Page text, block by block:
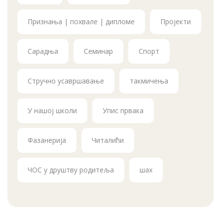
Признања | похвале | дипломе Пројекти
Сарадња Семинар Спорт
Стручно усавршавање такмичења
У нашој школи Упис првака
Фазанерија Читалићи
ЧОС у друштву родитеља шах